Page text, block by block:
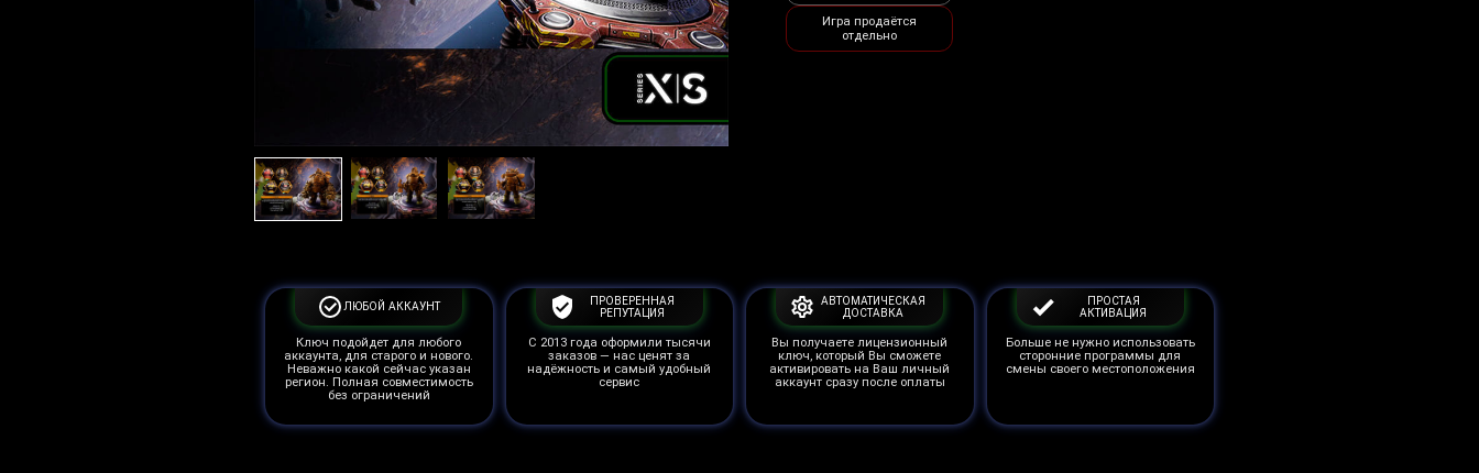
Игра продаётся
отдельно
ЛЮБОЙ АККАУНТ
Ключ подойдет для любого
аккаунта, для старого и нового.
Неважно какой сейчас указан
регион. Полная совместимость
без ограничений
ПРОВЕРЕННАЯ
РЕПУТАЦИЯ
С 2013 года оформили тысячи
заказов — нас ценят за
надёжность и самый удобный
сервис
АВТОМАТИЧЕСКАЯ
ДОСТАВКА
Вы получаете лицензионный
ключ, который Вы сможете
активировать на Ваш личный
аккаунт сразу после оплаты
ПРОСТАЯ
АКТИВАЦИЯ
Больше не нужно использовать
сторонние программы для
смены своего местоположения